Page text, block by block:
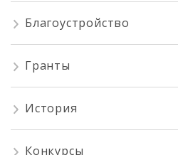
Благоустройство
Гранты
История
Конкурсы